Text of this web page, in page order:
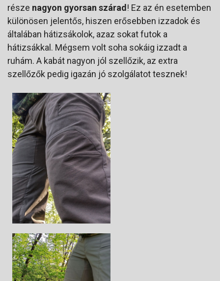
része nagyon gyorsan szárad! Ez az én esetemben
különösen jelentős, hiszen erősebben izzadok és
általában hátizsákolok, azaz sokat futok a
hátizsákkal. Mégsem volt soha sokáig izzadt a
ruhám. A kabát nagyon jól szellőzik, az extra
szellőzők pedig igazán jó szolgálatot tesznek!